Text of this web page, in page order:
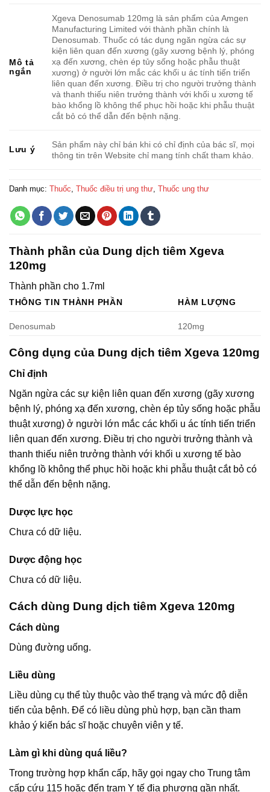
Mô tả
ngắn
Xgeva Denosumab 120mg là sản phẩm của Amgen
Manufacturing Limited với thành phần chính là
Denosumab. Thuốc có tác dụng ngăn ngừa các sự
kiện liên quan đến xương (gãy xương bệnh lý, phóng
xạ đến xương, chèn ép tủy sống hoặc phẫu thuật
xương) ở người lớn mắc các khối u ác tính tiến triển
liên quan đến xương. Điều trị cho người trưởng thành
và thanh thiếu niên trưởng thành với khối u xương tế
bào khổng lồ không thể phục hồi hoặc khi phẫu thuật
cắt bỏ có thể dẫn đến bệnh nặng.
Lưu ý
Sản phẩm này chỉ bán khi có chỉ định của bác sĩ, mọi
thông tin trên Website chỉ mang tính chất tham khảo.
Danh mục: Thuốc Thuốc điều trị ung thư Thuốc ung thư
Thành phần của Dung dịch tiêm Xgeva
120mg
Thành phần cho 1.7ml
THÔNG TIN THÀNH PHẦN HÀM LƯỢNG
Denosumab 120mg
Công dụng của Dung dịch tiêm Xgeva 120mg
Chỉ định
Ngăn ngừa các sự kiện liên quan đến xương (gãy xương
bệnh lý, phóng xạ đến xương, chèn ép tủy sống hoặc phẫu
thuật xương) ở người lớn mắc các khối u ác tính tiến triển
liên quan đến xương. Điều trị cho người trưởng thành và
thanh thiếu niên trưởng thành với khối u xương tế bào
khổng lồ không thể phục hồi hoặc khi phẫu thuật cắt bỏ có
thể dẫn đến bệnh nặng.
Dược lực học
Chưa có dữ liệu.
Dược động học
Chưa có dữ liệu.
Cách dùng Dung dịch tiêm Xgeva 120mg
Cách dùng
Dùng đường uống.
Liều dùng
Liều dùng cụ thể tùy thuộc vào thể trạng và mức độ diễn
tiến của bệnh. Để có liều dùng phù hợp, bạn cần tham
khảo ý kiến bác sĩ hoặc chuyên viên y tế.
Làm gì khi dùng quá liều?
Trong trường hợp khẩn cấp, hãy gọi ngay cho Trung tâm
cấp cứu 115 hoặc đến trạm Y tế địa phương gần nhất.